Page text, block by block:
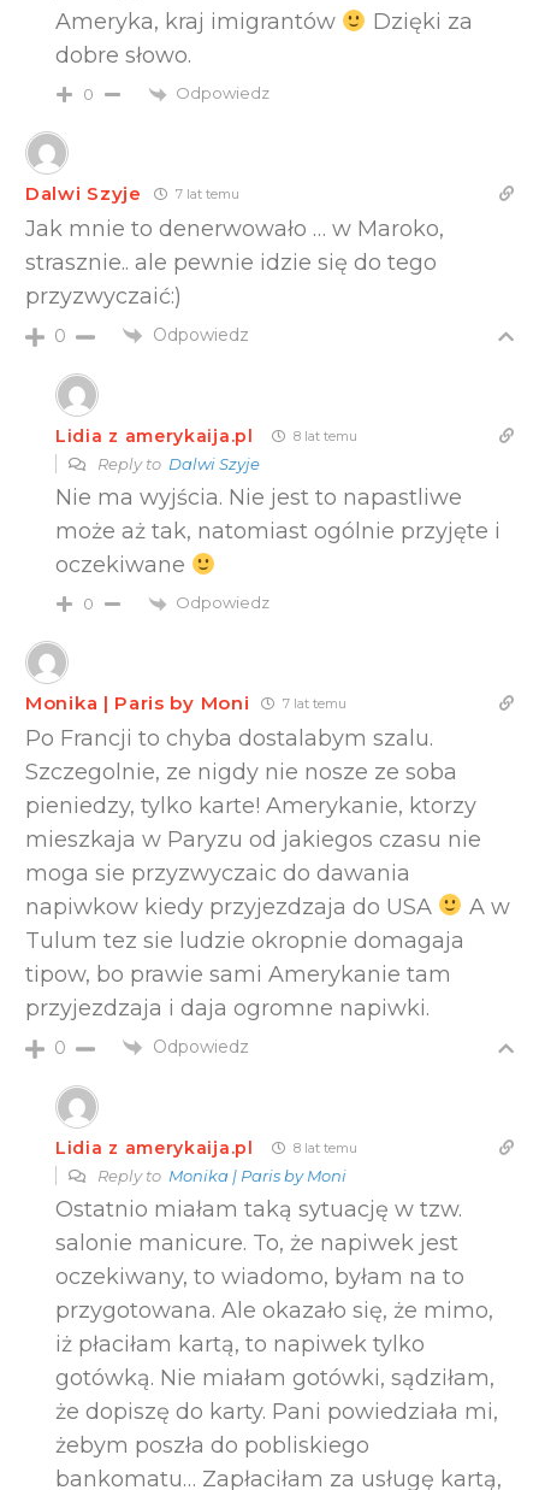
Ameryka, kraj imigrantów
Dzięki za
dobre słowo.
0 Odpowiedz
Dalwi Szyje 7 lat temu
Jak mnie to denerwowało … w Maroko,
strasznie.. ale pewnie idzie się do tego
przyzwyczaić:)
0 Odpowiedz
Lidia z amerykaija.pl 8 lat temu
Reply to Dalwi Szyje
Nie ma wyjścia. Nie jest to napastliwe
może aż tak, natomiast ogólnie przyjęte i
oczekiwane
0 Odpowiedz
Monika | Paris by Moni 7 lat temu
Po Francji to chyba dostalabym szalu.
Szczegolnie, ze nigdy nie nosze ze soba
pieniedzy, tylko karte! Amerykanie, ktorzy
mieszkaja w Paryzu od jakiegos czasu nie
moga sie przyzwyczaic do dawania
napiwkow kiedy przyjezdzaja do USA
A w
Tulum tez sie ludzie okropnie domagaja
tipow, bo prawie sami Amerykanie tam
przyjezdzaja i daja ogromne napiwki.
0 Odpowiedz
Lidia z amerykaija.pl 8 lat temu
Reply to Monika | Paris by Moni
Ostatnio miałam taką sytuację w tzw.
salonie manicure. To, że napiwek jest
oczekiwany, to wiadomo, byłam na to
przygotowana. Ale okazało się, że mimo,
iż płaciłam kartą, to napiwek tylko
gotówką. Nie miałam gotówki, sądziłam,
że dopiszę do karty. Pani powiedziała mi,
żebym poszła do pobliskiego
bankomatu… Zapłaciłam za usługę kartą,